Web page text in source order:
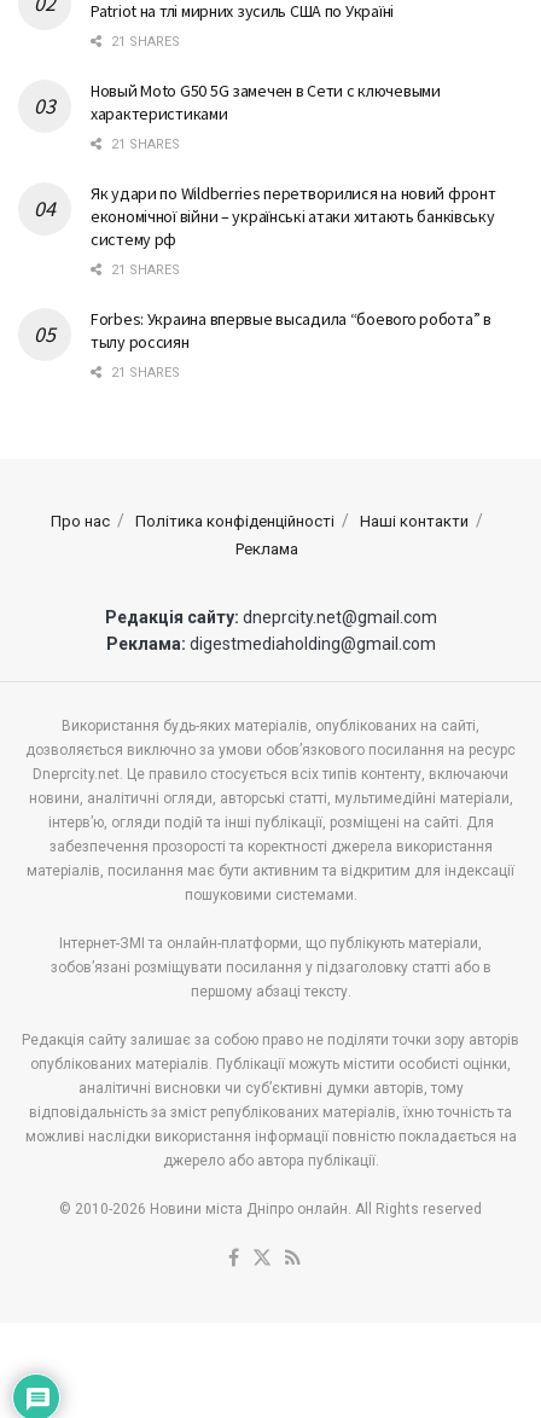
Patriot на тлі мирних зусиль США по Україні
21 SHARES
Новый Moto G50 5G замечен в Сети с ключевыми
характеристиками
21 SHARES
Як удари по Wildberries перетворилися на новий фронт
економічної війни – українські атаки хитають банківську
систему рф
21 SHARES
Forbes: Украина впервые высадила “боевого робота” в
тылу россиян
21 SHARES
Про нас Політика конфіденційності
Наші контакти
Реклама
Редакція сайту: dneprcity.net@gmail.com
Реклама: digestmediaholding@gmail.com
Використання будь-яких матеріалів, опублікованих на сайті,
дозволяється виключно за умови обов’язкового посилання на ресурс
Dneprcity.net. Це правило стосується всіх типів контенту, включаючи
новини, аналітичні огляди, авторські статті, мультимедійні матеріали,
інтерв’ю, огляди подій та інші публікації, розміщені на сайті. Для
забезпечення прозорості та коректності джерела використання
матеріалів, посилання має бути активним та відкритим для індексації
пошуковими системами.
Інтернет-ЗМІ та онлайн-платформи, що публікують матеріали,
зобов’язані розміщувати посилання у підзаголовку статті або в
першому абзаці тексту.
Редакція сайту залишає за собою право не поділяти точки зору авторів
опублікованих матеріалів. Публікації можуть містити особисті оцінки,
аналітичні висновки чи суб’єктивні думки авторів, тому
відповідальність за зміст републікованих матеріалів, їхню точність та
можливі наслідки використання інформації повністю покладається на
джерело або автора публікації.
© 2010-2026 Новини міста Дніпро онлайн. All Rights reserved